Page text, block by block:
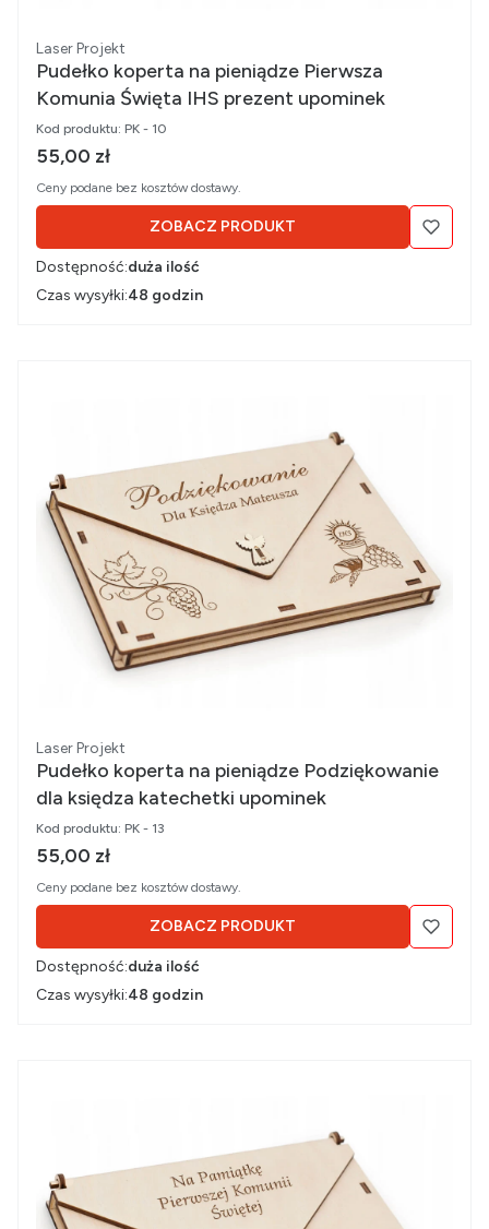
Producent
Laser Projekt
Pudełko koperta na pieniądze Pierwsza
Komunia Święta IHS prezent upominek
Kod produktu: PK - 10
Cena brutto
55,00 zł
Ceny podane bez kosztów dostawy.
ZOBACZ PRODUKT
Dostępność:duża ilość
Czas wysyłki:48 godzin
Producent
Laser Projekt
Pudełko koperta na pieniądze Podziękowanie
dla księdza katechetki upominek
Kod produktu: PK - 13
Cena brutto
55,00 zł
Ceny podane bez kosztów dostawy.
ZOBACZ PRODUKT
Dostępność:duża ilość
Czas wysyłki:48 godzin